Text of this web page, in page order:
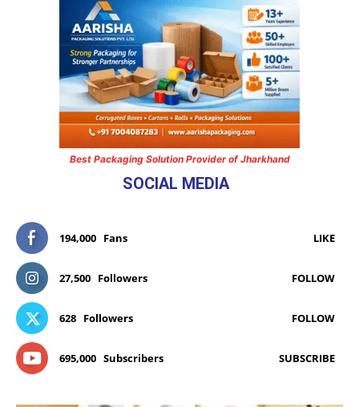
Best Packaging Solution Provider of Jharkhand
SOCIAL MEDIA
194,000 Fans LIKE
27,500 Followers FOLLOW
628 Followers FOLLOW
695,000 Subscribers SUBSCRIBE